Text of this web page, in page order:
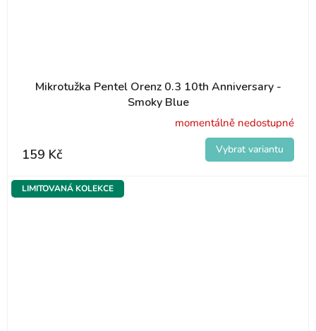
Mikrotužka Pentel Orenz 0.3 10th Anniversary -
Smoky Blue
momentálně nedostupné
159 Kč
LIMITOVANÁ KOLEKCE